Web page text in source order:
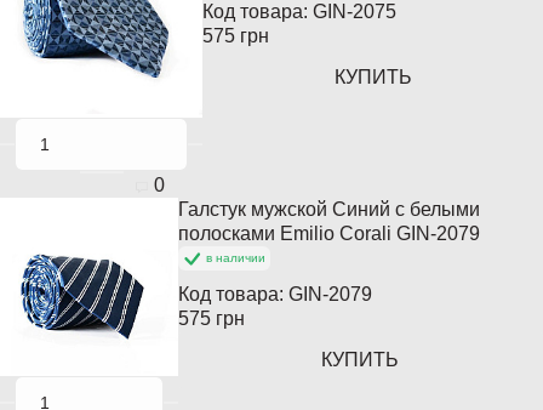
0
Код товара:GIN-2075
575 грн
КУПИТЬ
Галстук мужской Синий с белыми
полосками Emilio Corali GIN-2079
в наличии
Код товара: GIN-2079
575 грн
КУПИТЬ